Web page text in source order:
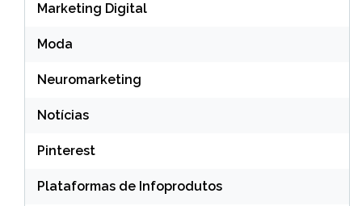
Marketing Digital
Moda
Neuromarketing
Notícias
Pinterest
Plataformas de Infoprodutos